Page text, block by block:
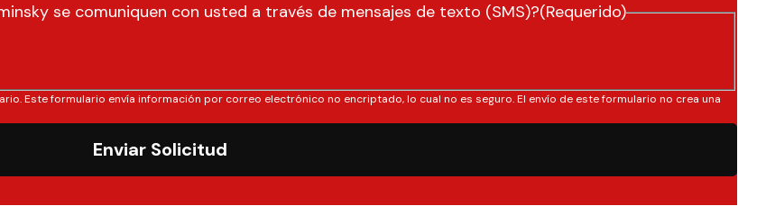
se comuniquen con usted a través de mensajes de texto (SMS)?(Requerido)
Este formulario envía información por correo electrónico no encriptado, lo cual no es seguro. El envío de este formulario no crea una
Enviar Solicitud